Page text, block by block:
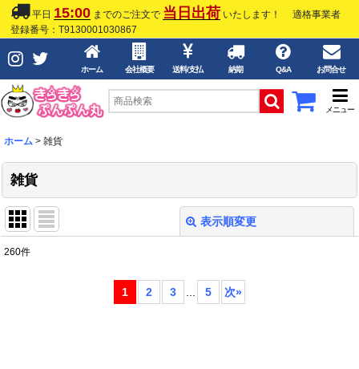
平日 15:00 までのご注文で 当日出荷 いたします！
適格事業者
登録番号：T9130001030867
ホーム 会社概要 送料/支払 納期 Q&A お問合せ
メニュー
ホーム > 雑貨
雑貨
表示順変更
260件
1 2 3 ... 5 次»